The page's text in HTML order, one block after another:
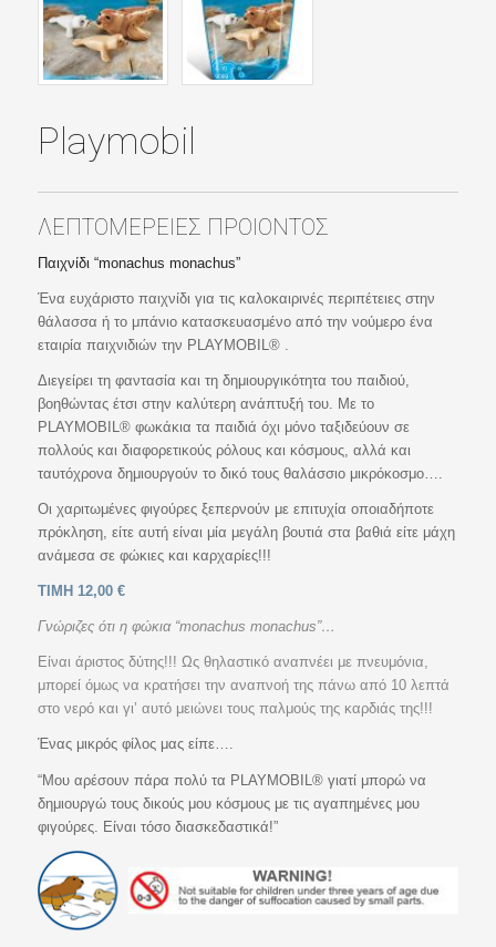
Playmobil
ΛΕΠΤΟΜΕΡΕΙΕΣ ΠΡΟΙΟΝΤΟΣ
Παιχνίδι “monachus monachus”
Ένα ευχάριστο παιχνίδι για τις καλοκαιρινές περιπέτειες στην
θάλασσα ή το μπάνιο κατασκευασμένο από την νούμερο ένα
εταιρία παιχνιδιών την PLAYMOBIL® .
Διεγείρει τη φαντασία και τη δημιουργικότητα του παιδιού,
βοηθώντας έτσι στην καλύτερη ανάπτυξή του. Με το
PLAYMOBIL® φωκάκια τα παιδιά όχι μόνο ταξιδεύουν σε
πολλούς και διαφορετικούς ρόλους και κόσμους, αλλά και
ταυτόχρονα δημιουργούν το δικό τους θαλάσσιο μικρόκοσμο….
Οι χαριτωμένες φιγούρες ξεπερνούν με επιτυχία οποιαδήποτε
πρόκληση, είτε αυτή είναι μία μεγάλη βουτιά στα βαθιά είτε μάχη
ανάμεσα σε φώκιες και καρχαρίες!!!
ΤΙΜΗ 12,00 €
Γνώριζες ότι η φώκια “monachus monachus”…
Είναι άριστος δύτης!!! Ως θηλαστικό αναπνέει με πνευμόνια,
μπορεί όμως να κρατήσει την αναπνοή της πάνω από 10 λεπτά
στο νερό και γι’ αυτό μειώνει τους παλμούς της καρδιάς της!!!
Ένας μικρός φίλος μας είπε….
“Μου αρέσουν πάρα πολύ τα PLAYMOBIL® γιατί μπορώ να
δημιουργώ τους δικούς μου κόσμους με τις αγαπημένες μου
φιγούρες. Είναι τόσο διασκεδαστικά!”